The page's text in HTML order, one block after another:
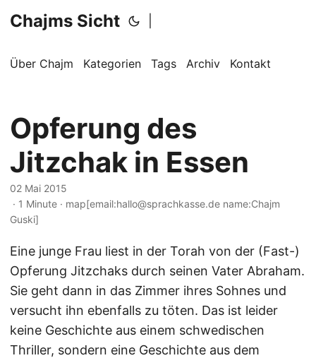
Chajms Sicht
Über Chajm Kategorien Tags Archiv Kontakt
Opferung des
Jitzchak in Essen
02 Mai 2015
· 1 Minute · map[email:hallo@sprachkasse.de name:Chajm
Guski]
Eine junge Frau liest in der Torah von der (Fast-)
Opferung Jitzchaks durch seinen Vater Abraham.
Sie geht dann in das Zimmer ihres Sohnes und
versucht ihn ebenfalls zu töten. Das ist leider
keine Geschichte aus einem schwedischen
Thriller, sondern eine Geschichte aus dem